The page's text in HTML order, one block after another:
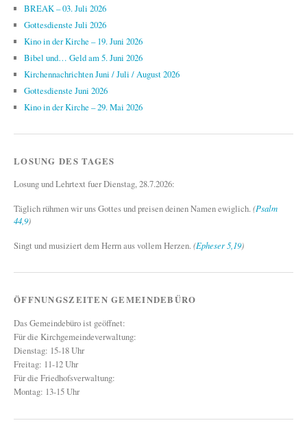
BREAK – 03. Juli 2026
Gottesdienste Juli 2026
Kino in der Kirche – 19. Juni 2026
Bibel und… Geld am 5. Juni 2026
Kirchennachrichten Juni / Juli / August 2026
Gottesdienste Juni 2026
Kino in der Kirche – 29. Mai 2026
LOSUNG DES TAGES
Losung und Lehrtext fuer Dienstag, 28.7.2026:
Täglich rühmen wir uns Gottes und preisen deinen Namen ewiglich.(Psalm
44,9)
Singt und musiziert dem Herrn aus vollem Herzen.(Epheser 5,19)
ÖFFNUNGSZEITEN GEMEINDEBÜRO
Das Gemeindebüro ist geöffnet:
Für die Kirchgemeindeverwaltung:
Dienstag: 15-18 Uhr
Freitag: 11-12 Uhr
Für die Friedhofsverwaltung:
Montag: 13-15 Uhr